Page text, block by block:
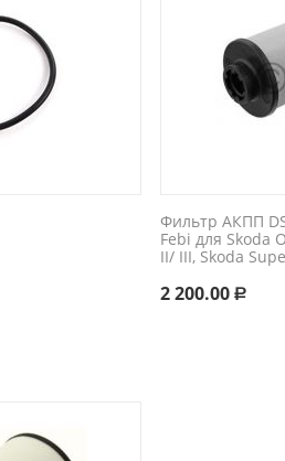
Фильтр АКПП
Febi для Skoda
II/ III, Skoda
2 200.00 Р